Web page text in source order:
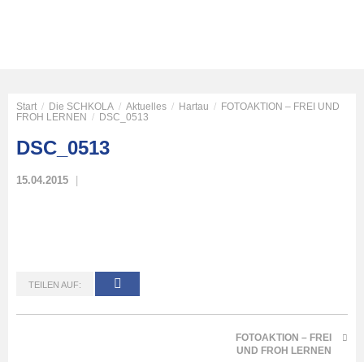
Start / Die SCHKOLA / Aktuelles / Hartau / FOTOAKTION – FREI UND
FROH LERNEN / DSC_0513
DSC_0513
15.04.2015
TEILEN AUF:
FOTOAKTION – FREI
UND FROH LERNEN